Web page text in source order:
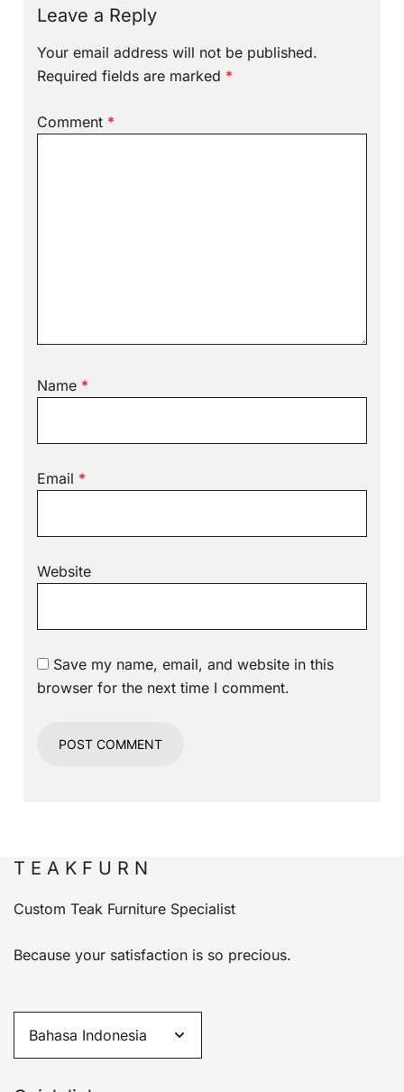
Leave a Reply
Your email address will not be published.
Required fields are marked *
Comment *
Name *
Email *
Website
Save my name, email, and website in this
browser for the next time I comment.
T E A K F U R N
Custom Teak Furniture Specialist
Because your satisfaction is so precious.